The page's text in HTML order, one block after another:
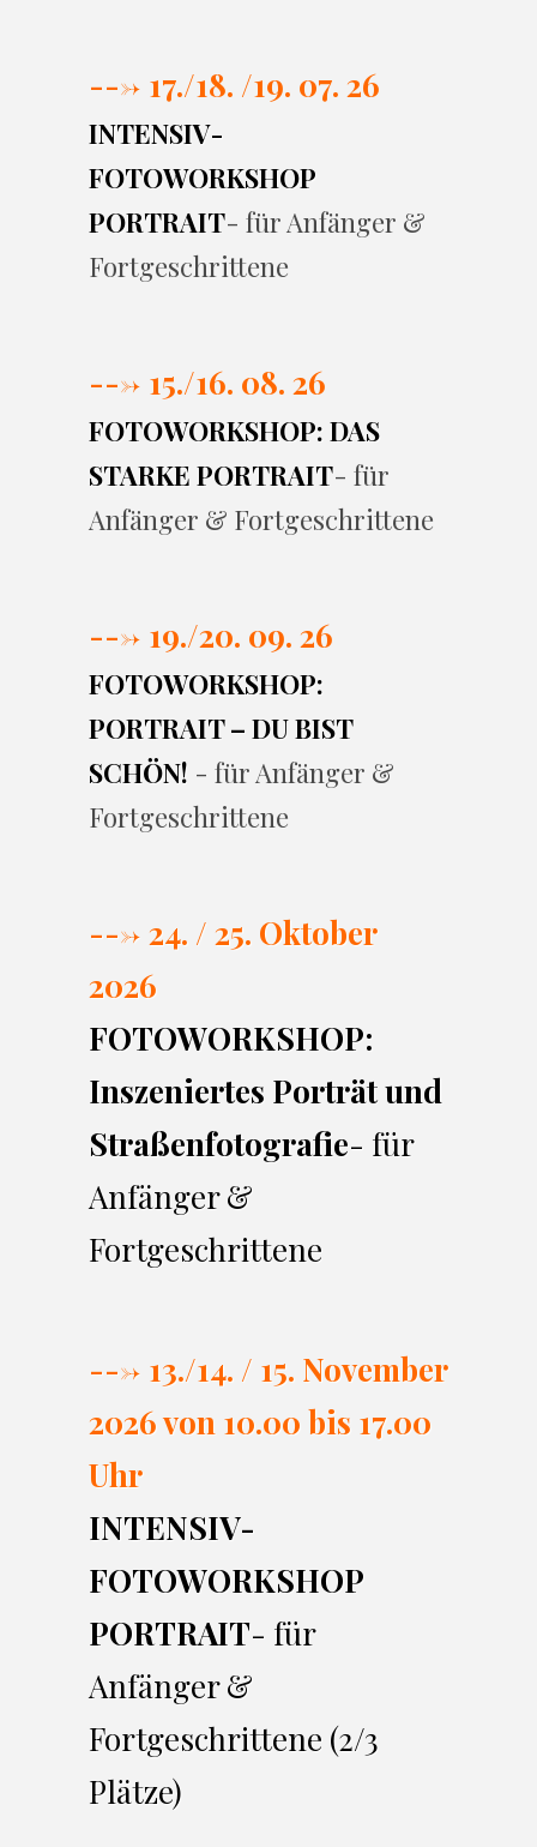
---> 17./18. /19. 07. 26
INTENSIV-
FOTOWORKSHOP
PORTRAIT- für Anfänger &
Fortgeschrittene
---> 15./16. 08. 26
FOTOWORKSHOP: DAS
STARKE PORTRAIT- für
Anfänger & Fortgeschrittene
---> 19./20. 09. 26
FOTOWORKSHOP:
PORTRAIT – DU BIST
SCHÖN! - für Anfänger &
Fortgeschrittene
---> 24. / 25. Oktober
2026
FOTOWORKSHOP:
Inszeniertes Porträt und
Straßenfotografie- für
Anfänger &
Fortgeschrittene
---> 13./14. / 15. November
2026 von 10.00 bis 17.00
Uhr
INTENSIV-
FOTOWORKSHOP
PORTRAIT- für
Anfänger &
Fortgeschrittene (2/3
Plätze)